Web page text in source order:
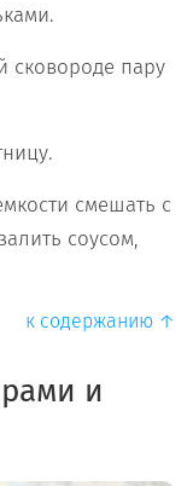
сковороде пару
смешать с
соусом,
к содержанию ↑
и